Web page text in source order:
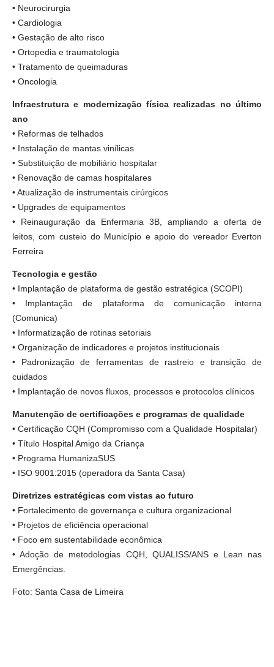
• Neurocirurgia
• Cardiologia
• Gestação de alto risco
• Ortopedia e traumatologia
• Tratamento de queimaduras
• Oncologia
Infraestrutura e modernização física realizadas no último
ano
• Reformas de telhados
• Instalação de mantas vinílicas
• Substituição de mobiliário hospitalar
• Renovação de camas hospitalares
• Atualização de instrumentais cirúrgicos
• Upgrades de equipamentos
• Reinauguração da Enfermaria 3B, ampliando a oferta de
leitos, com custeio do Município e apoio do vereador Everton
Ferreira
Tecnologia e gestão
• Implantação de plataforma de gestão estratégica (SCOPI)
• Implantação de plataforma de comunicação interna
(Comunica)
• Informatização de rotinas setoriais
• Organização de indicadores e projetos institucionais
• Padronização de ferramentas de rastreio e transição de
cuidados
• Implantação de novos fluxos, processos e protocolos clínicos
Manutenção de certificações e programas de qualidade
• Certificação CQH (Compromisso com a Qualidade Hospitalar)
• Título Hospital Amigo da Criança
• Programa HumanizaSUS
• ISO 9001:2015 (operadora da Santa Casa)
Diretrizes estratégicas com vistas ao futuro
• Fortalecimento de governança e cultura organizacional
• Projetos de eficiência operacional
• Foco em sustentabilidade econômica
• Adoção de metodologias CQH, QUALISS/ANS e Lean nas
Emergências.
Foto: Santa Casa de Limeira